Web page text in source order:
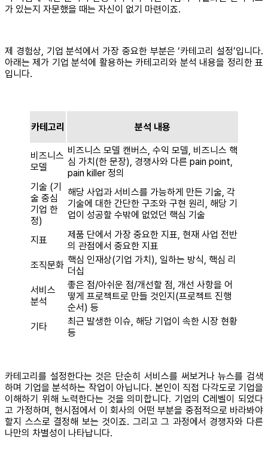
가 있는지 자문했을 때는 자신이 없기 마련이죠.
제 경험상, 기업 분석에서 가장 중요한 부분은 ‘카테고리 설정’입니다.
아래는 제가 기업 분석에 활용하는 카테고리와 분석 내용을 정리한 표
입니다.
카테고리 분석 내용
비즈니스
모델
비즈니스 모델 캔버스, 수익 모델, 비즈니스 핵
심 가치(한 문장), 경쟁사와 다른 pain point,
pain killer 정의
기술 (기
술 중심
기업 한
정)
해당 사업과 서비스를 가능하게 만든 기술, 각
기술에 대한 간단한 구조와 구현 원리, 해당 기
업이 성공할 수밖에 없었던 핵심 기술
지표
제품 단에서 가장 중요한 지표, 현재 사업 전반
의 관점에서 중요한 지표
조직문화 핵심 인재상(기업 가치), 일하는 방식, 핵심 리
더십
서비스
분석
좋은 점/아쉬운 점/개선할 점, 개선 사항을 어
떻게 프로젝트로 만들 것인지(프로젝트 진행
순서) 등
기타
최근 발생한 이슈, 해당 기업이 속한 시장 현황
등
카테고리를 설정한다는 것은 단순히 서비스를 써보거나 뉴스를 검색
하며 기업을 분석하는 작업이 아닙니다. 본인이 직접 다각도로 기업을
이해하기 위해 노력한다는 것을 의미합니다. 기업의 C레벨이 되었다
고 가정하며, 현시점에서 이 회사의 어떤 부분을 중점적으로 바라봐야
할지 스스로 결정해 보는 것이죠. 그리고 그 과정에서 경쟁자와 다른
나만의 차별성이 나타납니다.